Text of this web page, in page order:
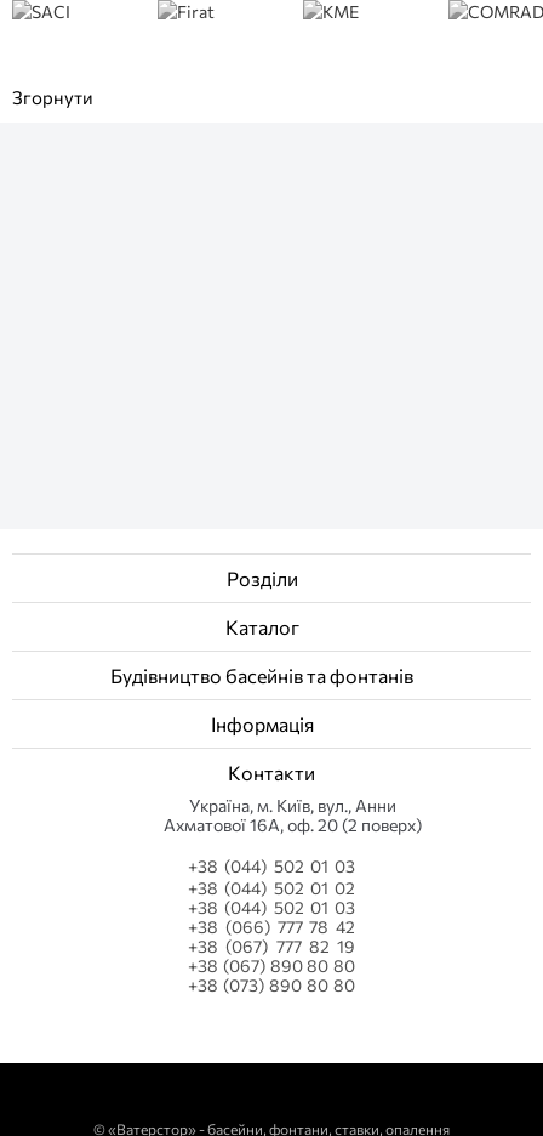
Розділи
Каталог
Будівництво басейнів та фонтанів
Інформація
Контакти
Українa, м. Київ, вул., Анни
Ахматової 16А, оф. 20 (2 поверх)
+38 (044) 502 01 03
+38 (044) 502 01 02
+38 (044) 502 01 03
+38 (066) 777 78 42
+38 (067) 777 82 19
+38 (067) 890 80 80
+38 (073) 890 80 80
©«Ватерстор» - басейни, фонтани, ставки, опалення